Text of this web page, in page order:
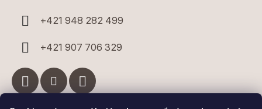
+421 948 282 499
+421 907 706 329